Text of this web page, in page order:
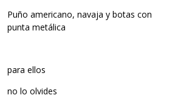
Puño americano, navaja y botas con
punta metálica
para ellos
no lo olvides